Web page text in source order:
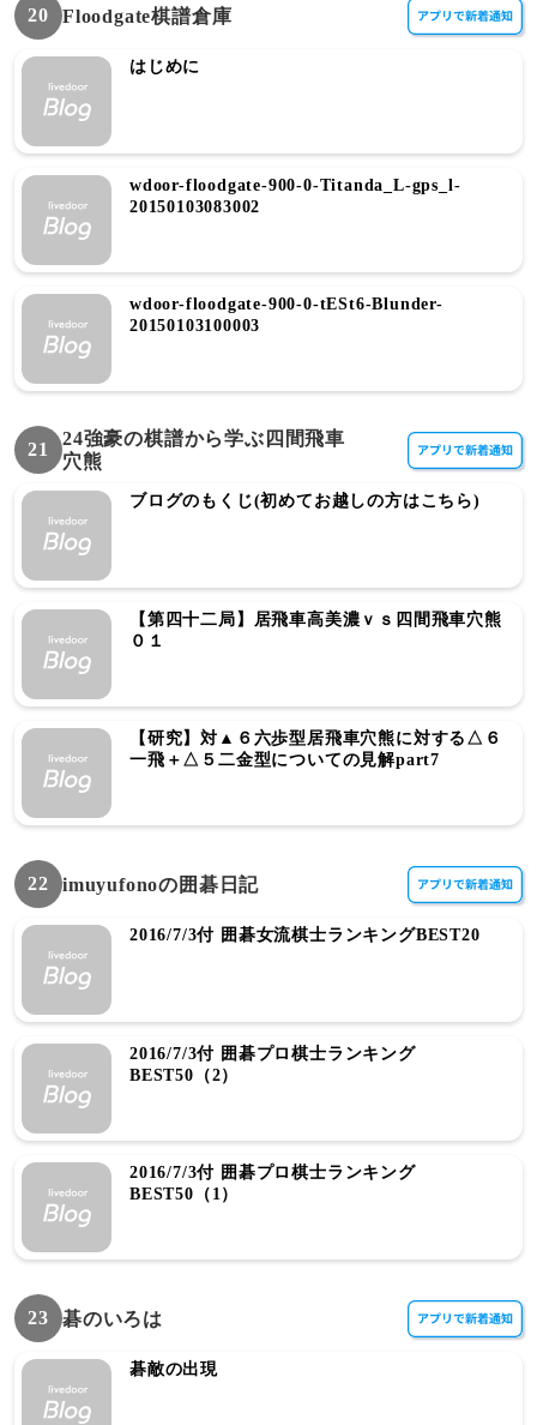
20 Floodgate棋譜倉庫
はじめに
wdoor-floodgate-900-0-Titanda_L-gps_l-
20150103083002
wdoor-floodgate-900-0-tESt6-Blunder-
20150103100003
21
24強豪の棋譜から学ぶ四間飛車
穴熊
ブログのもくじ(初めてお越しの方はこちら)
【第四十二局】居飛車高美濃ｖｓ四間飛車穴熊
０１
【研究】対▲６六歩型居飛車穴熊に対する△６
一飛＋△５二金型についての見解part7
22 imuyufonoの囲碁日記
2016/7/3付 囲碁女流棋士ランキングBEST20
2016/7/3付 囲碁プロ棋士ランキング
BEST50（2）
2016/7/3付 囲碁プロ棋士ランキング
BEST50（1）
23 碁のいろは
碁敵の出現